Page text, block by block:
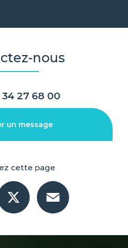
nous
34 27 68 00
un message
cette page